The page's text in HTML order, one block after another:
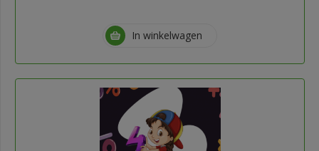
In winkelwagen